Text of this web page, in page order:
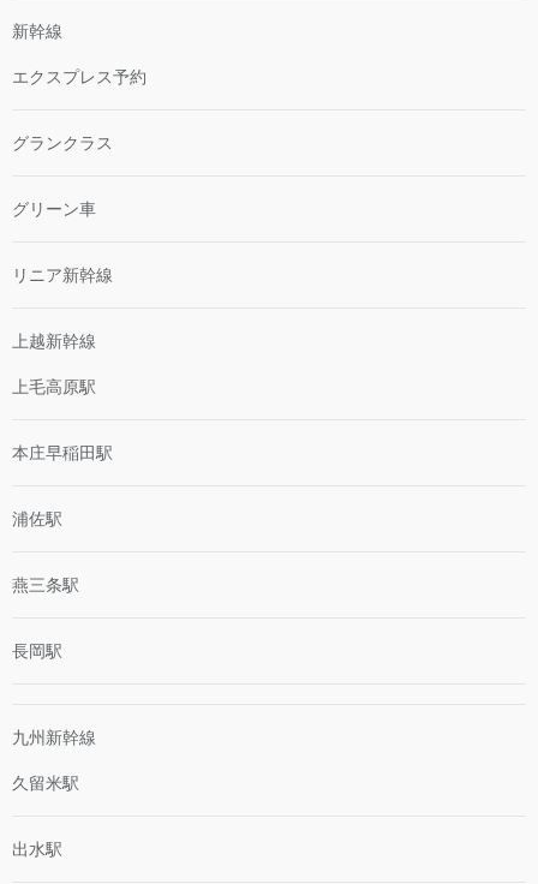
新幹線
エクスプレス予約
グランクラス
グリーン車
リニア新幹線
上越新幹線
上毛高原駅
本庄早稲田駅
浦佐駅
燕三条駅
長岡駅
九州新幹線
久留米駅
出水駅